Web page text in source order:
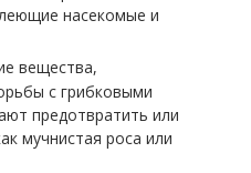
насекомые и
вещества,
с грибковыми
предотвратить или
мучнистая роса или